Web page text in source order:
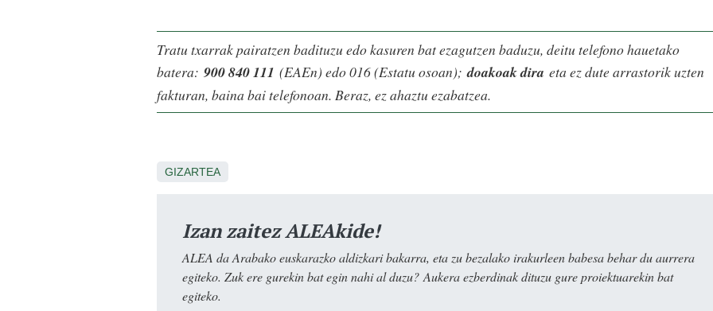
Tratu txarrak pairatzen badituzu edo kasuren bat ezagutzen baduzu, deitu telefono hauetako
batera: 900 840 111 (EAEn) edo 016 (Estatu osoan);doakoak dira eta ez dute arrastorik uzten
fakturan, baina bai telefonoan. Beraz, ez ahaztu ezabatzea.
GIZARTEA
Izan zaitez ALEAkide!
ALEA da Arabako euskarazko aldizkari bakarra, eta zu bezalako irakurleen babesa behar du aurrera
egiteko. Zuk ere gurekin bat egin nahi al duzu? Aukera ezberdinak dituzu gure proiektuarekin bat
egiteko.